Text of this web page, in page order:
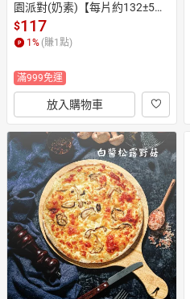
園派對(奶素)【每片約132±5公
克】 《大欣亨》B353007
$117
1 % (賺1 點)
滿999免運
放入購物車